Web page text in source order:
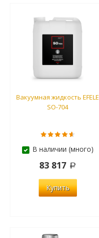
Вакуумная жидкость EFELE
SO-704
В наличии (много)
83 817
Купить